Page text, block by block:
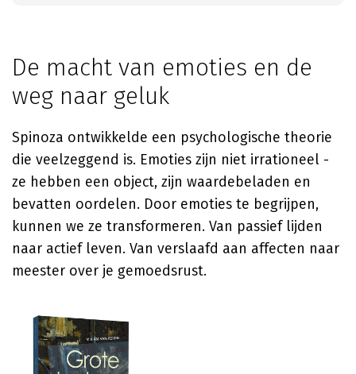
De macht van emoties en de
weg naar geluk
Spinoza ontwikkelde een psychologische theorie
die veelzeggend is. Emoties zijn niet irrationeel -
ze hebben een object, zijn waardebeladen en
bevatten oordelen. Door emoties te begrijpen,
kunnen we ze transformeren. Van passief lijden
naar actief leven. Van verslaafd aan affecten naar
meester over je gemoedsrust.